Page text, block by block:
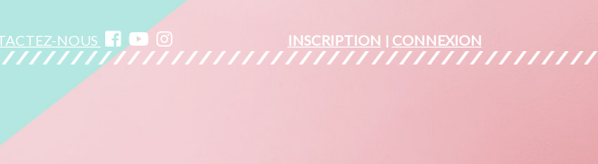
NOUS INSCRIPTION | CONNEXION